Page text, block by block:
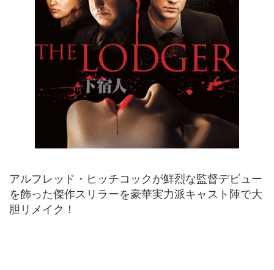
アルフレッド・ヒッチコックが鮮烈な監督デビュー
を飾った傑作スリラーを豪華実力派キャスト陣で大
胆リメイク！